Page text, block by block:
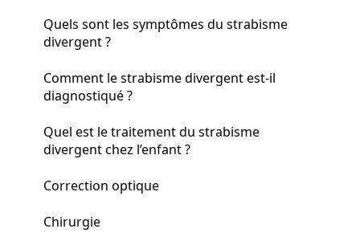
Quels sont les symptômes du strabisme
divergent ?
Comment le strabisme divergent est-il
diagnostiqué ?
Quel est le traitement du strabisme
divergent chez l’enfant ?
Correction optique
Chirurgie